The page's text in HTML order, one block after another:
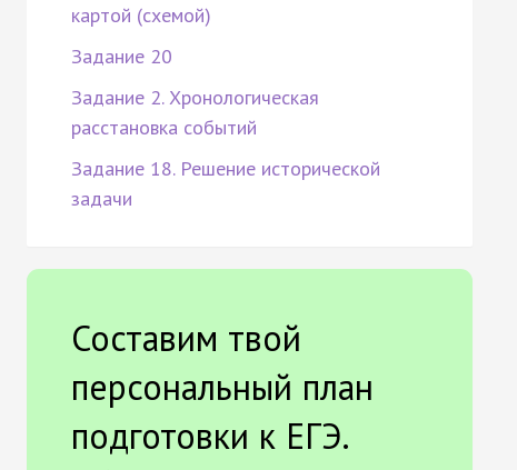
картой (схемой)
Задание 20
Задание 2. Хронологическая
расстановка событий
Задание 18. Решение исторической
задачи
Составим твой
персональный план
подготовки к ЕГЭ.